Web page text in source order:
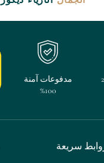
مدفوعات آمنة
100%
سريعة